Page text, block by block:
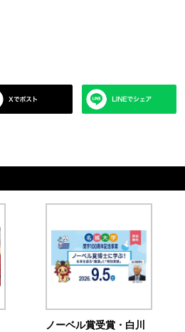
ノーベル賞受賞・白川